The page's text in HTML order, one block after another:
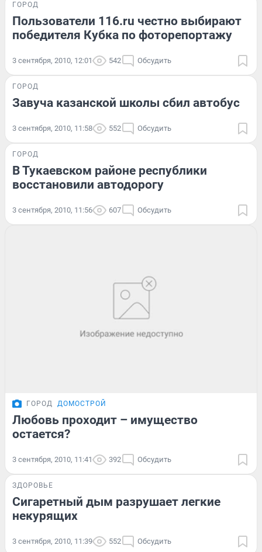
ГОРОД
Пользователи 116.ru честно выбирают
победителя Кубка по фоторепортажу
3 сентября, 2010, 12:01 542 Обсудить
ГОРОД
Завуча казанской школы сбил автобус
3 сентября, 2010, 11:58 552 Обсудить
ГОРОД
В Тукаевском районе республики
восстановили автодорогу
3 сентября, 2010, 11:56 607 Обсудить
ГОРОД ДОМОСТРОЙ
Любовь проходит – имущество
остается?
3 сентября, 2010, 11:41 392 Обсудить
ЗДОРОВЬЕ
Сигаретный дым разрушает легкие
некурящих
3 сентября, 2010, 11:39 552 Обсудить